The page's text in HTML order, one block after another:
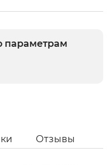
параметрам
Отзывы